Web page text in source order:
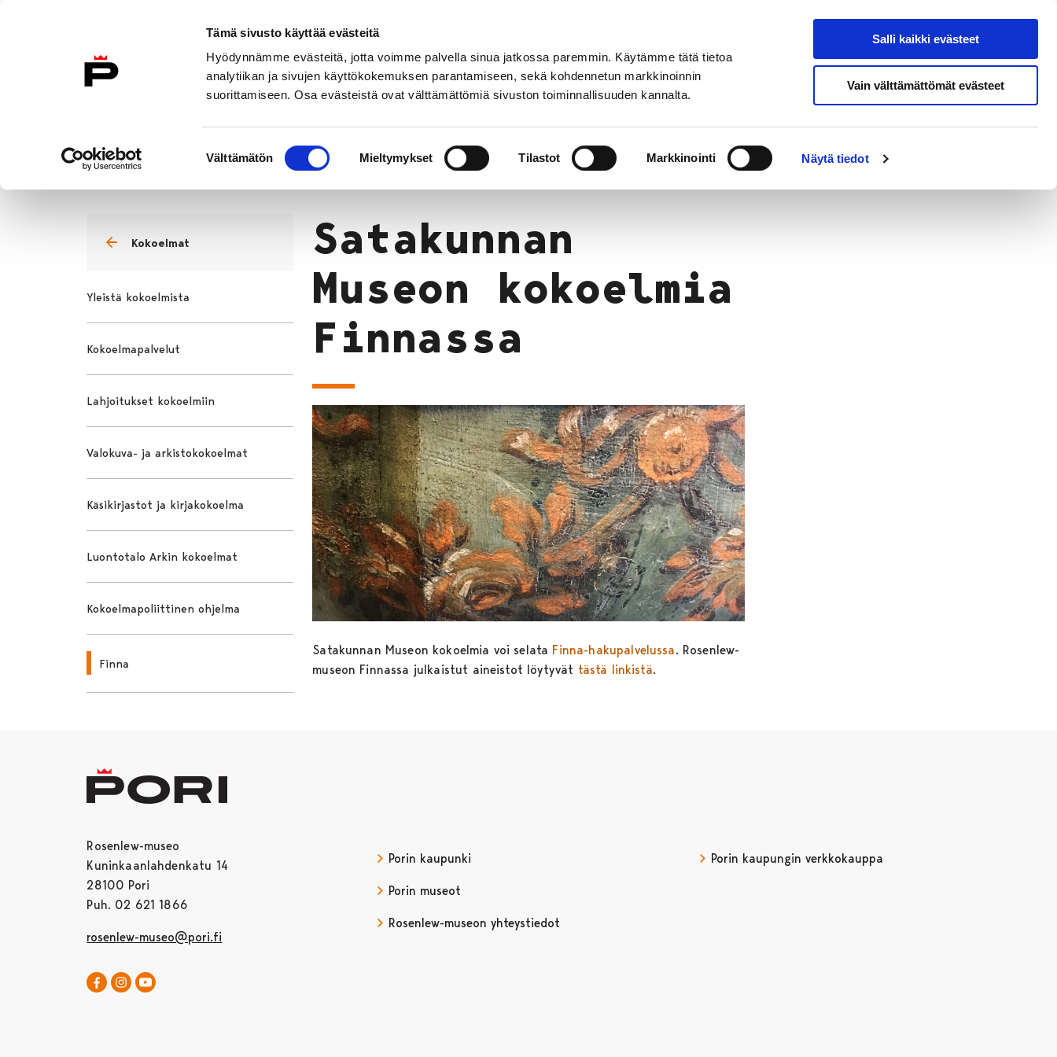
Tämä sivusto käyttää evästeitä
Hyödynnämme evästeitä, jotta voimme palvella sinua jatkossa paremmin. Käytämme tätä tietoa
analytiikan ja sivujen käyttökokemuksen parantamiseen, sekä kohdennetun markkinoinnin
suorittamiseen. Osa evästeistä ovat välttämättömiä sivuston toiminnallisuuden kannalta.
valinta
Välttämätön Mieltymykset Tilastot Markkinointi Näytä tiedot
Salli kaikki evästeet
Vain välttämättömät evästeet
Etusivulle
Hae sivustolta
Etusivu
Kokoelmat Finna
Kokoelmat
Yleistä kokoelmista
Kokoelmapalvelut
Lahjoitukset kokoelmiin
Valokuva- ja arkistokokoelmat
Käsikirjastot ja kirjakokoelma
Luontotalo Arkin kokoelmat
Kokoelmapoliittinen ohjelma
Finna
Satakunnan
Museon kokoelmia
Finnassa
Satakunnan Museon kokoelmia voi selata Finna-hakupalvelussa. Rosenlew-
museon Finnassa julkaistut aineistot löytyvät tästä linkistä.
Rosenlew-museo
Kuninkaanlahdenkatu 14
28100 Pori
Puh. 02 621 1866
rosenlew-museo@pori.fi
Rosenlew-museo Facebookissa
Avautuu uudessa välilehdessä
Rosenlew-museo Instagramissa
Porin kaupunki
Porin museot
Rosenlew-museon yhteystiedot
Porin kaupungin verkkokauppa